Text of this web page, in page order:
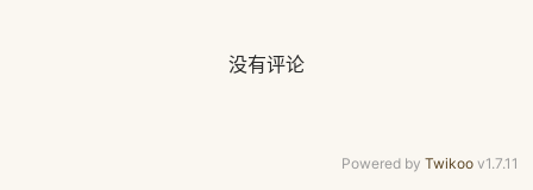
没有评论
Powered by Twikoo v1.7.11